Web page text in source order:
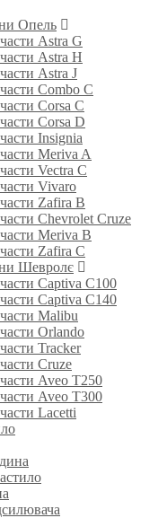
Опель
Astra G
Astra H
Astra J
Combo C
Corsa C
Corsa D
Insignia
Meriva A
Vectra C
Vivaro
Zafira B
Chevrolet Cruze
Meriva B
Zafira C
Шевролє
Captiva C100
Captiva C140
Malibu
Orlando
Tracker
Cruze
Aveo T250
Aveo T300
Lacetti